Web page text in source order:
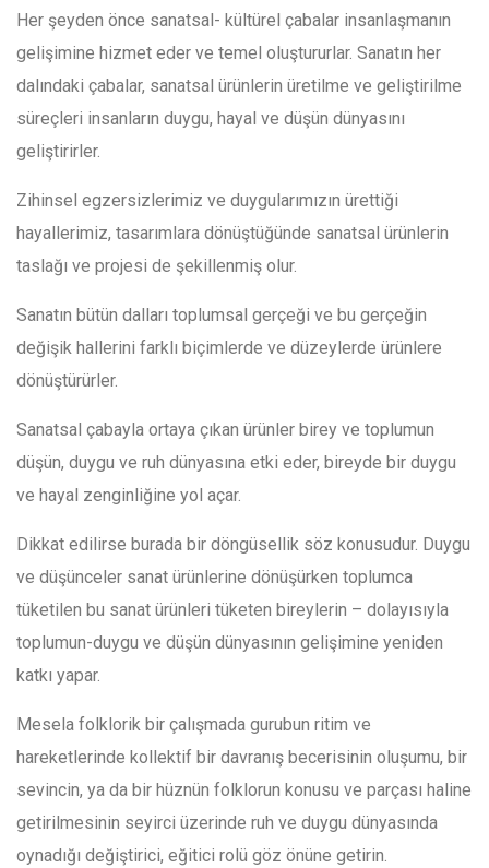
Her şeyden önce sanatsal- kültürel çabalar insanlaşmanın
gelişimine hizmet eder ve temel oluştururlar. Sanatın her
dalındaki çabalar, sanatsal ürünlerin üretilme ve geliştirilme
süreçleri insanların duygu, hayal ve düşün dünyasını
geliştirirler.
Zihinsel egzersizlerimiz ve duygularımızın ürettiği
hayallerimiz, tasarımlara dönüştüğünde sanatsal ürünlerin
taslağı ve projesi de şekillenmiş olur.
Sanatın bütün dalları toplumsal gerçeği ve bu gerçeğin
değişik hallerini farklı biçimlerde ve düzeylerde ürünlere
dönüştürürler.
Sanatsal çabayla ortaya çıkan ürünler birey ve toplumun
düşün, duygu ve ruh dünyasına etki eder, bireyde bir duygu
ve hayal zenginliğine yol açar.
Dikkat edilirse burada bir döngüsellik söz konusudur. Duygu
ve düşünceler sanat ürünlerine dönüşürken toplumca
tüketilen bu sanat ürünleri tüketen bireylerin – dolayısıyla
toplumun-duygu ve düşün dünyasının gelişimine yeniden
katkı yapar.
Mesela folklorik bir çalışmada gurubun ritim ve
hareketlerinde kollektif bir davranış becerisinin oluşumu, bir
sevincin, ya da bir hüznün folklorun konusu ve parçası haline
getirilmesinin seyirci üzerinde ruh ve duygu dünyasında
oynadığı değiştirici, eğitici rolü göz önüne getirin.